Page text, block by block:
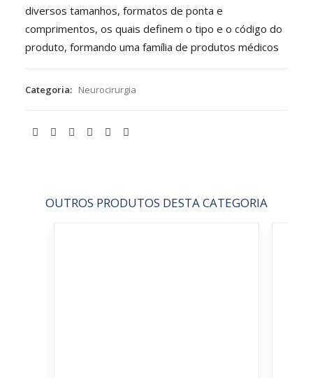
diversos tamanhos, formatos de ponta e
comprimentos, os quais definem o tipo e o código do
produto, formando uma família de produtos médicos
Categoria: Neurocirurgia
OUTROS PRODUTOS DESTA CATEGORIA